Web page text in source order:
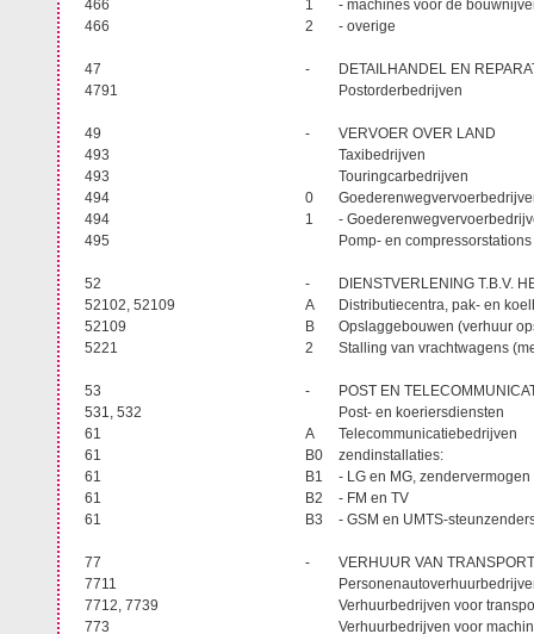
466 1
- machines voor de
466
2 - overige
47 -
DETAILHANDEL EN
4791
Postorderbedrijven
49 -
VERVOER OVER LAND
493
Taxibedrijven
493
Touringcarbedrijven
494
0
494
1
-
495
Pomp- en
52 -
DIENSTVERLENING T.B.V.
52102, 52109
A
Distributiecentra, pak- en
52109
B
Opslaggebouwen (verhuur
5221
2 Stalling van vrachtwagens
53 -
POST EN
531, 532
Post- en koeriersdiensten
61
A
Telecommunicatiebedrijven
61
B0
zendinstallaties:
61
B1
- LG en MG,
61
B2
- FM en TV
61
B3 - GSM en UMTS-
77 -
VERHUUR VAN
7711
7712, 7739
Verhuurbedrijven voor
773
Verhuurbedrijven voor